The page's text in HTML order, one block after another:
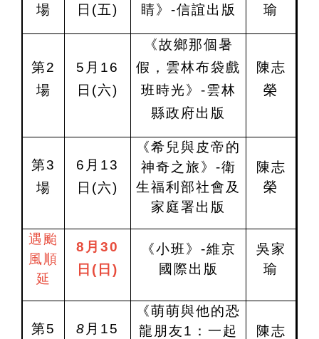
場
日(五)
睛》-信誼出版
瑜
第2
場
5 月16
日(六)
《故鄉那個暑
假，雲林布袋戲
班時光》-雲林
縣政府出版
陳志
榮
第3
場
6 月13
日(六)
《希兒與皮帝的
神奇之旅》-衛
生福利部社會及
家庭署出版
陳志
榮
遇颱
風順
延
8月30
日(日)
《小班》-維京
國際出版
吳家
瑜
第5 8 月15
《萌萌與他的恐
龍朋友1：一起
陳志